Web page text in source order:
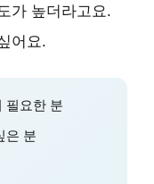
가 높더라고요.
어요.
필요한 분
은 분